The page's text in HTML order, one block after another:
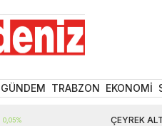
GÜNDEM TRABZON EKONOMİ
ÇEYREK ALTIN